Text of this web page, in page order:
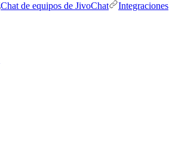
Chat de equipos de JivoChat Integraciones